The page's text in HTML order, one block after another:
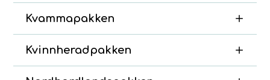
Kvammapakken
Kvinnheradpakken